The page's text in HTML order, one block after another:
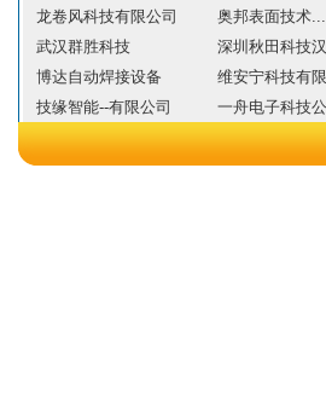
龙卷风科技有限公司
武汉群胜科技
博达自动焊接设备
技缘智能--有限公司
奥邦表面技术
深圳秋田科技
维安宁科技有
一舟电子科技